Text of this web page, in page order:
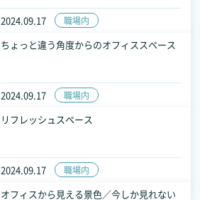
2024.09.17 職場内
2024.09.17 職場内
ちょっと違う角度からのオフィススペース
2024.09.17 職場内
リフレッシュスペース
オフィスから見える景色／今しか見れない